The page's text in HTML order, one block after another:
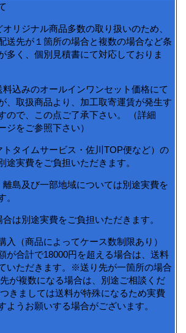
リジナル商品多数の取り扱いのため、
送先が１箇所の場合と複数の場合など条
多く、個別見積書にて対応しておりま
込みのオールインワンセット価格にて
、取扱商品より、加工取寄運賃が発生す
ので、この点ご了承下さい。 （詳細
ジをご参照下さい）
タイムサービス・佐川TOP便など）の
途実費をご負担いただきます。
島及び一部地域については別途実費を
。
は別途実費をご負担いただきます。
入（商品によってケース数制限あり）
が合計で18000円を超える場合は、送料
いただきます。※送り先が一箇所の場合
が複数になる場合は、別途ご相談くだ
きましては送料が特殊になるため実費
ようお願いする場合がございます。